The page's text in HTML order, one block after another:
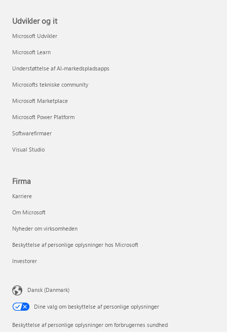
Udvikler og it
Microsoft Udvikler
Microsoft Learn
Understøttelse af AI-markedspladsapps
Microsofts tekniske community
Microsoft Marketplace
Microsoft Power Platform
Softwarefirmaer
Visual Studio
Firma
Karriere
Om Microsoft
Nyheder om virksomheden
Beskyttelse af personlige oplysninger hos Microsoft
Investorer
Dansk (Danmark)
Dine valg om beskyttelse af personlige oplysninger
Beskyttelse af personlige oplysninger om forbrugernes sundhed